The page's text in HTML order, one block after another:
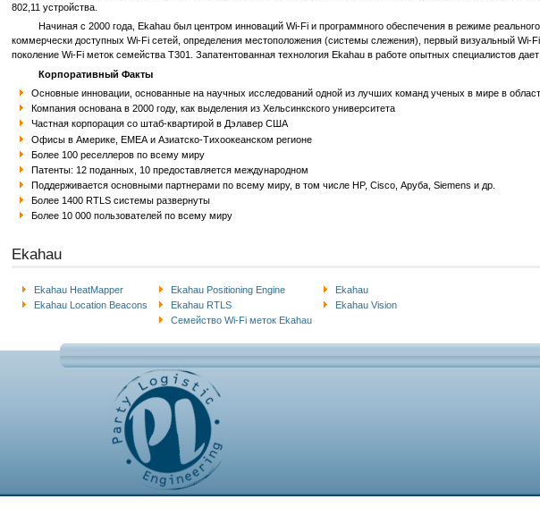
802,11 устройства.
Начиная с 2000 года, Ekahau был центром инноваций Wi-Fi и программного обеспечения в режиме
коммерчески доступных Wi-Fi сетей, определения местоположения (системы слежения), первый визуальный
поколение Wi-Fi меток семейства T301. Запатентованная технология Ekahau в работе опытных специалистов
Корпоративный Факты
Основные инновации, основанные на научных исследований одной из лучших команд ученых в мире в
Компания основана в 2000 году, как выделения из Хельсинкского университета
Частная корпорация со штаб-квартирой в Дэлавер США
Офисы в Америке, ЕМЕА и Азиатско-Тихоокеанском регионе
Более 100 реселлеров по всему миру
Патенты: 12 поданных, 10 предоставляется международном
Поддерживается основными партнерами по всему миру, в том числе HP, Cisco, Аруба, Siemens и др.
Более 1400 RTLS системы развернуты
Более 10 000 пользователей по всему миру
Ekahau
Ekahau HeatMapper
Ekahau Location Beacons
Ekahau Positioning Engine
Ekahau RTLS
Семейство Wi-Fi меток Ekahau
Ekahau
Ekahau Vision